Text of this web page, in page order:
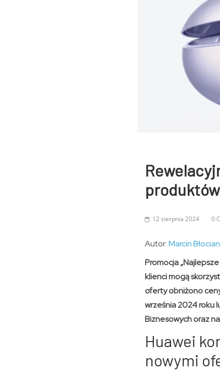
12 sierpnia 2024 0
Autor:Marcin Błocian
Promocja
klienci mogą
oferty obniżono ceny
września 2024 roku
Biznesowych oraz
Huawei
nowymi